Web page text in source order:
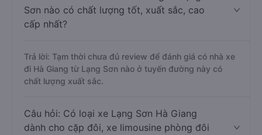
Sơn nào có chất lượng tốt, xuất sắc, cao
cấp nhất?
Trả lời: Tạm thời chưa đủ review để đánh giá có nhà xe
đi Hà Giang từ Lạng Sơn nào ở tuyến đường này có
chất lượng xuất sắc.
Câu hỏi: Có loại xe Lạng Sơn Hà Giang
dành cho cặp đôi, xe limousine phòng đôi